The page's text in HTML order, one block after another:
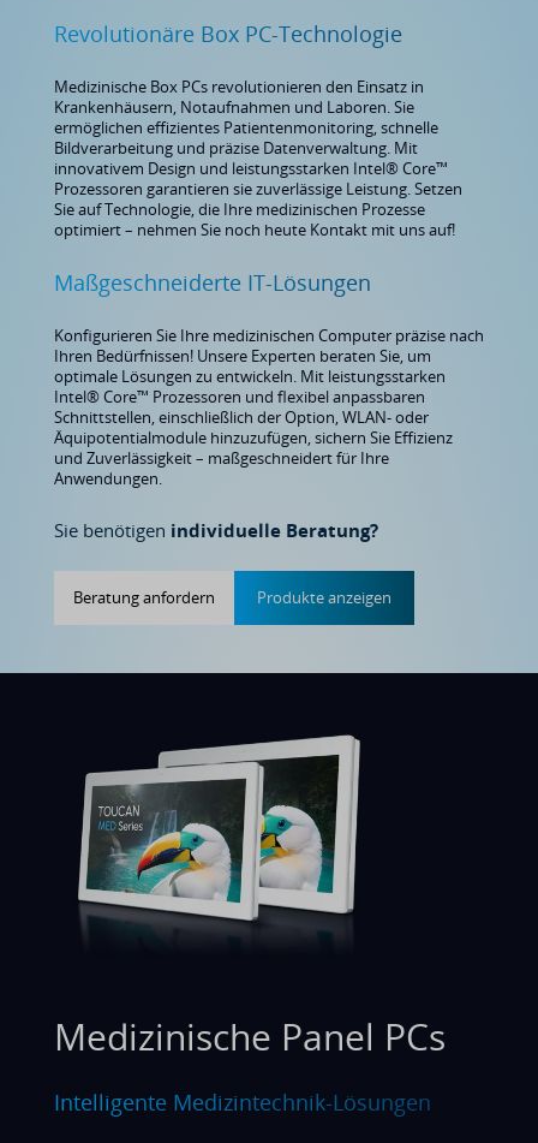
Revolutionäre Box PC-Technologie
Medizinische Box PCs revolutionieren den Einsatz in
Krankenhäusern, Notaufnahmen und Laboren. Sie
ermöglichen effizientes Patientenmonitoring, schnelle
Bildverarbeitung und präzise Datenverwaltung. Mit
innovativem Design und leistungsstarken Intel® Core™
Prozessoren garantieren sie zuverlässige Leistung. Setzen
Sie auf Technologie, die Ihre medizinischen Prozesse
optimiert – nehmen Sie noch heute Kontakt mit uns auf!
Maßgeschneiderte IT-Lösungen
Konfigurieren Sie Ihre medizinischen Computer präzise nach
Ihren Bedürfnissen! Unsere Experten beraten Sie, um
optimale Lösungen zu entwickeln. Mit leistungsstarken
Intel® Core™ Prozessoren und flexibel anpassbaren
Schnittstellen, einschließlich der Option, WLAN- oder
Äquipotentialmodule hinzuzufügen, sichern Sie Effizienz
und Zuverlässigkeit – maßgeschneidert für Ihre
Anwendungen.
Sie benötigen individuelle Beratung?
Beratung anfordern Produkte anzeigen
Medizinische Panel PCs
Intelligente Medizintechnik-Lösungen